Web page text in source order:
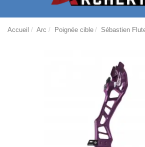
Accueil Arc Poignée cible Sébastien